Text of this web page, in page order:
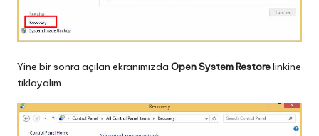
Yine bir sonra açılan ekranımızda Open System Restorelinkine
tıklayalım.